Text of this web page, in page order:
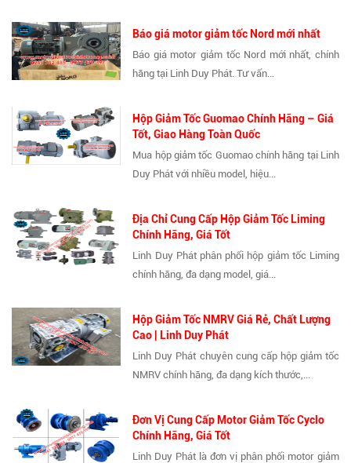
Báo giá motor giảm tốc Nord mới nhất
Báo giá motor giảm tốc Nord mới nhất, chính
hãng tại Linh Duy Phát. Tư vấn...
Hộp Giảm Tốc Guomao Chính Hãng – Giá
Tốt, Giao Hàng Toàn Quốc
Mua hộp giảm tốc Guomao chính hãng tại Linh
Duy Phát với nhiều model, hiệu...
Địa Chỉ Cung Cấp Hộp Giảm Tốc Liming
Chính Hãng, Giá Tốt
Linh Duy Phát phân phối hộp giảm tốc Liming
chính hãng, đa dạng model, giá...
Hộp Giảm Tốc NMRV Giá Rẻ, Chất Lượng
Cao | Linh Duy Phát
Linh Duy Phát chuyên cung cấp hộp giảm tốc
NMRV chính hãng, đa dạng kích thước,...
Đơn Vị Cung Cấp Motor Giảm Tốc Cyclo
Chính Hãng, Giá Tốt
Linh Duy Phát là đơn vị phân phối motor giảm